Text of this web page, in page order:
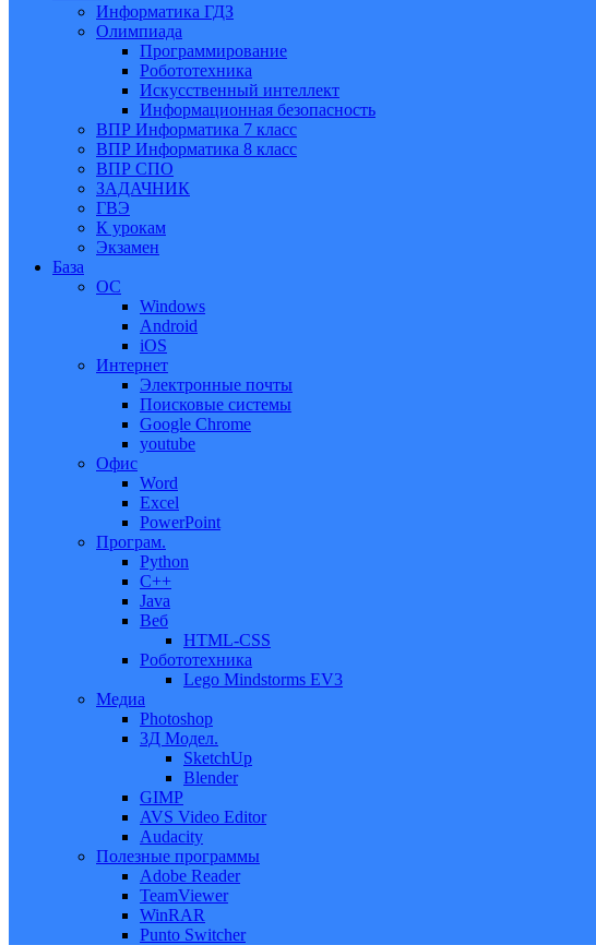
Информатика ГДЗ
Олимпиада
Программирование
Робототехника
Искусственный интеллект
Информационная безопасность
ВПР Информатика 7 класс
ВПР Информатика 8 класс
ВПР СПО
ЗАДАЧНИК
ГВЭ
К урокам
Экзамен
База
ОС
Windows
Android
iOS
Интернет
Электронные почты
Поисковые системы
Google Chrome
youtube
Офис
Word
Excel
PowerPoint
Програм.
Python
C++
Java
Веб
HTML-CSS
Робототехника
Lego Mindstorms EV3
Медиа
Photoshop
3Д Модел.
SketchUp
Blender
GIMP
AVS Video Editor
Audacity
Полезные программы
Adobe Reader
TeamViewer
WinRAR
Punto Switcher